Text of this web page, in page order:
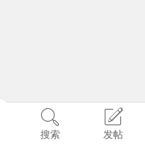
搜索 发帖